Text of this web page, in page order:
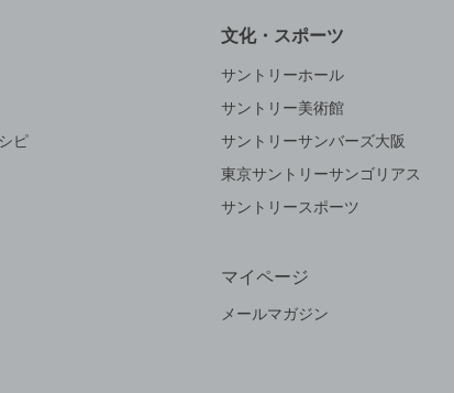
ピ
文化・スポーツ
サントリーホール
サントリー美術館
サントリーサンバーズ大阪
東京サントリーサンゴリアス
サントリースポーツ
マイページ
メールマガジン